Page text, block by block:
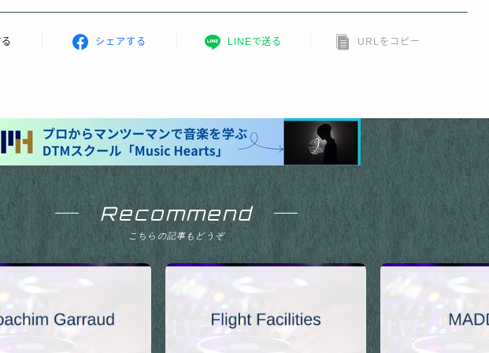
シェアする LINEで送る URLをコピー
Recommend
こちらの記事もどうぞ